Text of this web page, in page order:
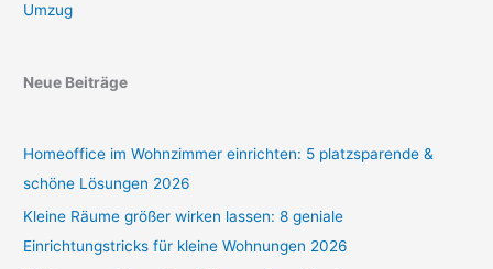
Umzug
Neue Beiträge
Homeoffice im Wohnzimmer einrichten: 5 platzsparende &
schöne Lösungen 2026
Kleine Räume größer wirken lassen: 8 geniale
Einrichtungstricks für kleine Wohnungen 2026